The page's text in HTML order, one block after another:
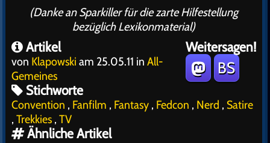
(Danke an Sparkiller für die zarte Hilfestellung
bezüglich Lexikonmaterial)
Weitersagen!
BS
Artikel
von Klapowski am 25.05.11 in All-
Gemeines
Stichworte
Convention , Fanfilm , Fantasy , Fedcon , Nerd , Satire
, Trekkies , TV
Ähnliche Artikel